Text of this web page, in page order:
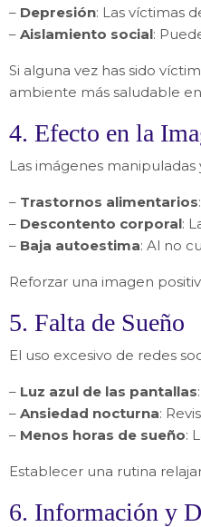
– Depresión: Las víctimas
– Aislamiento social:
Si alguna vez has sido
ambiente más saludable
4. Efecto en la
Las imágenes
– Trastornos alimentarios
– Descontento corporal:
– Baja autoestima: Al no
Reforzar una imagen
5. Falta de Sueño
El uso excesivo de redes
– Luz azul de las pantallas
– Ansiedad nocturna:
– Menos horas de sueño:
Establecer una rutina
6. Información y